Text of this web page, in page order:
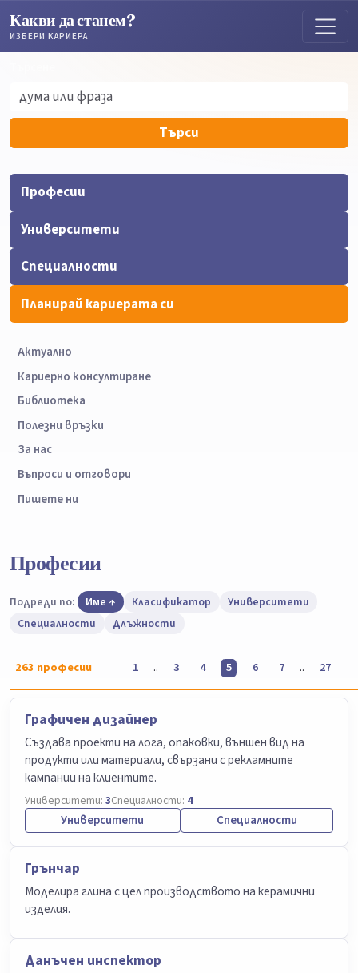
Какви да станем?
ИЗБЕРИ КАРИЕРА
Търси
Професии
Университети
Специалности
Планирай кариерата си
Актуално
Кариерно консултиране
Библиотека
Полезни връзки
За нас
Въпроси и отговори
Пишете ни
Професии
Подреди по: Име Класификатор
Университети
Специалности
Длъжности
263 професии 1 .. 3 4 5 6 7 .. 27
Графичен дизайнер
Създава проекти на лога, опаковки, външен вид на
продукти или материали, свързани с рекламните
кампании на клиентите.
Университети: 3Специалности: 4
Университети Специалности
Грънчар
Моделира глина с цел производството на керамични
изделия.
Данъчен инспектор